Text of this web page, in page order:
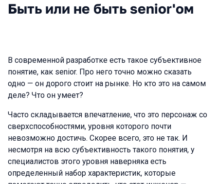
Быть или не быть senior'ом
В современной разработке есть такое субъективное
понятие, как senior. Про него точно можно сказать
одно — он дорого стоит на рынке. Но кто это на самом
деле? Что он умеет?
Часто складывается впечатление, что это персонаж со
сверхспособностями, уровня которого почти
невозможно достичь. Скорее всего, это не так. И
несмотря на всю субъективность такого понятия, у
специалистов этого уровня наверняка есть
определенный набор характеристик, которые